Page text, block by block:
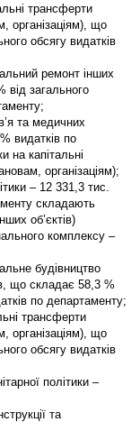
трансферти
організаціям), що
обсягу видатків
ремонт інших
від загального
та медичних
видатків по
на капітальні
організаціям);
– 12 331,3 тис.
складають
об’єктів)
комплексу –
будівництво
що складає 58,3 %
по департаменту;
трансферти
організаціям), що
обсягу видатків
політики –
та